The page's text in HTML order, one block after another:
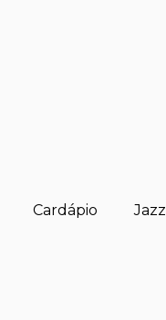
Cardápio